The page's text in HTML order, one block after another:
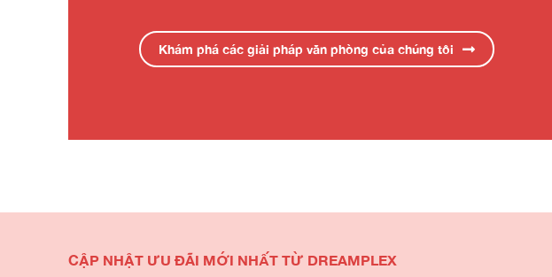
Khám phá các giải pháp văn phòng của chúng tôi
CẬP NHẬT ƯU ĐÃI MỚI NHẤT TỪ DREAMPLEX